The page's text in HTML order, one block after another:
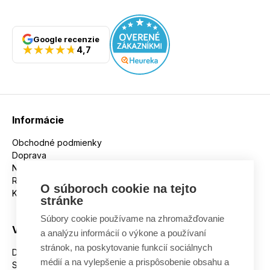
polyamid; izolácia: 100% husacie páperie (obsahuje
netextilné časti živočíšne Izolace: DRY DOWN 800 cuin
Plnivosť peria (cuin): 800 Kapucňa: Integrovaná Strihové
špecifiká: Regular Fit Hmotnosť (g): 333
Google recenzie
4,7
Informácie
Obchodné podmienky
Doprava
Nakupujeme na splátky
Reklamácie
Kontakt
Všetko o nákupe
Dostupnosť tovaru
Spracovanie osobných údajov
O súboroch cookie na tejto
stránke
Súbory cookie používame na zhromažďovanie
a analýzu informácií o výkone a používaní
stránok, na poskytovanie funkcií sociálnych
médií a na vylepšenie a prispôsobenie obsahu a